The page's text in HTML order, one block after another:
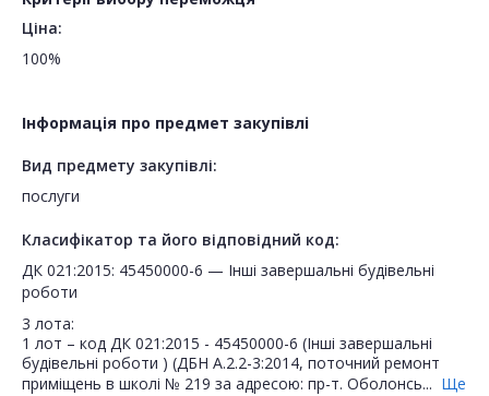
Ціна:
100%
Інформація про предмет закупівлі
Вид предмету закупівлі:
послуги
Класифікатор та його відповідний код:
ДК 021:2015: 45450000-6 — Інші завершальні будівельні
роботи
3 лота:
1 лот – код ДК 021:2015 - 45450000-6 (Інші завершальні
будівельні роботи ) (ДБН А.2.2-3:2014, поточний ремонт
приміщень в школі № 219 за адресою: пр-т. Оболонсь... Ще